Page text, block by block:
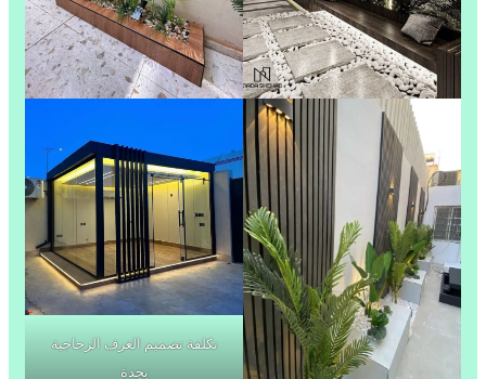
تكلفة تصميم الغرف الزجاجية
بجدة